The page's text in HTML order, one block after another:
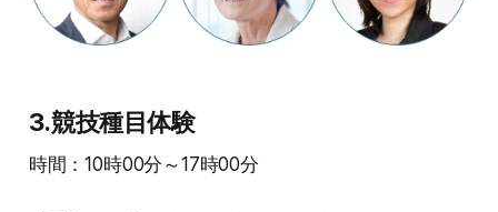
3.競技種目体験
時間：10時00分～17時00分